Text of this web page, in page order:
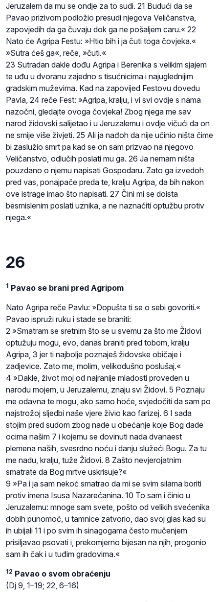
Jeruzalem da mu se ondje za to sudi. 21 Budući da se
Pavao prizivom podložio presudi njegova Veličanstva,
zapovjedih da ga čuvaju dok ga ne pošaljem caru.« 22
Nato će Agripa Festu: »Htio bih i ja čuti toga čovjeka.«
»Sutra ćeš ga«, reče, »čuti.«
23 Sutradan dakle dođu Agripa i Berenika s velikim sjajem
te uđu u dvoranu zajedno s tisućnicima i najuglednijim
gradskim muževima. Kad na zapovijed Festovu dovedu
Pavla, 24 reče Fest: »Agripa, kralju, i vi svi ovdje s nama
nazočni, gledajte ovoga čovjeka! Zbog njega me sav
narod židovski salijetao i u Jeruzalemu i ovdje vičući da on
ne smije više živjeti. 25 Ali ja nađoh da nije učinio ništa čime
bi zaslužio smrt pa kad se on sam prizvao na njegovo
Veličanstvo, odlučih poslati mu ga. 26 Ja nemam ništa
pouzdano o njemu napisati Gospodaru. Zato ga izvedoh
pred vas, ponajpače preda te, kralju Agripa, da bih nakon
ove istrage imao što napisati. 27 Čini mi se doista
besmislenim poslati uznika, a ne naznačiti optužbu protiv
njega.«
26
1 Pavao se brani pred Agripom
Nato Agripa reče Pavlu: »Dopušta ti se o sebi govoriti.«
Pavao ispruži ruku i stade se braniti:
2 »Smatram se sretnim što se u svemu za što me Židovi
optužuju mogu, evo, danas braniti pred tobom, kralju
Agripa, 3 jer ti najbolje poznaješ židovske običaje i
zadjevice. Zato me, molim, velikodušno poslušaj.«
4 »Dakle, život moj od najranije mladosti proveden u
narodu mojem, u Jeruzalemu, znaju svi Židovi. 5 Poznaju
me odavna te mogu, ako samo hoće, svjedočiti da sam po
najstrožoj sljedbi naše vjere živio kao farizej. 6 I sada
stojim pred sudom zbog nade u obećanje koje Bog dade
ocima našim 7 i kojemu se dovinuti nada dvanaest
plemena naših, svesrdno noću i danju služeći Bogu. Za tu
me nadu, kralju, tuže Židovi. 8 Zašto nevjerojatnim
smatrate da Bog mrtve uskrisuje?«
9 »Pa i ja sam nekoć smatrao da mi se svim silama boriti
protiv imena Isusa Nazarećanina. 10 To sam i činio u
Jeruzalemu: mnoge sam svete, pošto od velikih svećenika
dobih punomoć, u tamnice zatvorio, dao svoj glas kad su
ih ubijali 11 i po svim ih sinagogama često mučenjem
prisiljavao psovati i, prekomjerno bijesan na njih, progonio
sam ih čak i u tuđim gradovima.«
12 Pavao o svom obraćenju
(Dj 9, 1–19; 22, 6–16)